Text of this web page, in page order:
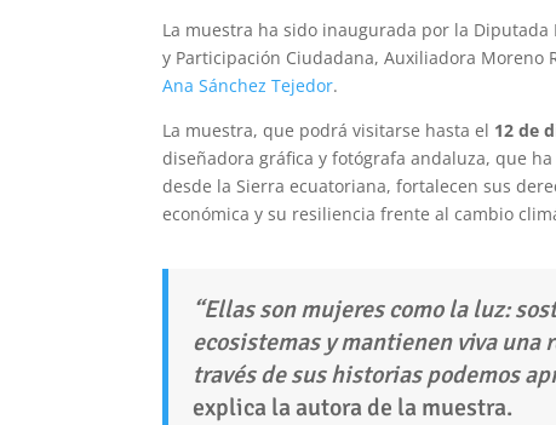
La muestra ha sido inaugurada por la Diputada
y Participación Ciudadana, Auxiliadora Moreno
Ana Sánchez Tejedor.
La muestra, que podrá visitarse hasta el 12 de
diseñadora gráfica y fotógrafa andaluza, que
desde la Sierra ecuatoriana, fortalecen sus
económica y su resiliencia frente al cambio
“Ellas son mujeres como la luz:
ecosistemas y mantienen viva una
través de sus historias podemos
explica la autora de la muestra.